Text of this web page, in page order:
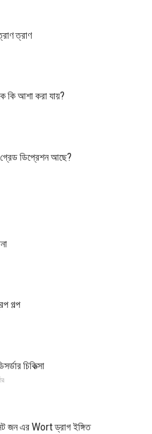
ত্রাণ
কি আশা করা যায়?
ডিপ্রেশন আছে?
গল্প
চিকিত্সা
জন এর Wort ড্রাগ ইঙ্গিত